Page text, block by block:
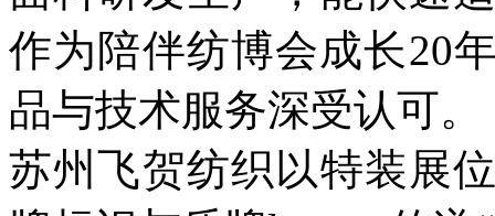
作为陪伴纺博会成长20
品与技术服务深受认可。
苏州飞贺纺织以特装展